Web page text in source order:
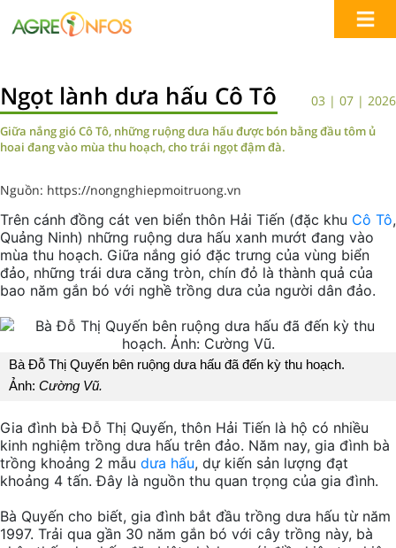
Ngọt lành dưa hấu Cô Tô 03 | 07 | 2026
Giữa nắng gió Cô Tô, những ruộng dưa hấu được bón bằng đầu tôm ủ
hoai đang vào mùa thu hoạch, cho trái ngọt đậm đà.
Nguồn: https://nongnghiepmoitruong.vn
Trên cánh đồng cát ven biển thôn Hải Tiến (đặc khu Cô Tô,
Quảng Ninh) những ruộng dưa hấu xanh mướt đang vào
mùa thu hoạch. Giữa nắng gió đặc trưng của vùng biển
đảo, những trái dưa căng tròn, chín đỏ là thành quả của
bao năm gắn bó với nghề trồng dưa của người dân đảo.
Bà Đỗ Thị Quyến bên ruộng dưa hấu đã đến kỳ thu hoạch.
Ảnh: Cường Vũ.
Gia đình bà Đỗ Thị Quyến, thôn Hải Tiến là hộ có nhiều
kinh nghiệm trồng dưa hấu trên đảo. Năm nay, gia đình bà
trồng khoảng 2 mẫu dưa hấu, dự kiến sản lượng đạt
khoảng 4 tấn. Đây là nguồn thu quan trọng của gia đình.
Bà Quyến cho biết, gia đình bắt đầu trồng dưa hấu từ năm
1997. Trải qua gần 30 năm gắn bó với cây trồng này, bà